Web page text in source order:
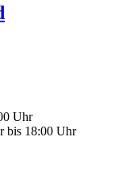
Uhr
bis 18:00 Uhr